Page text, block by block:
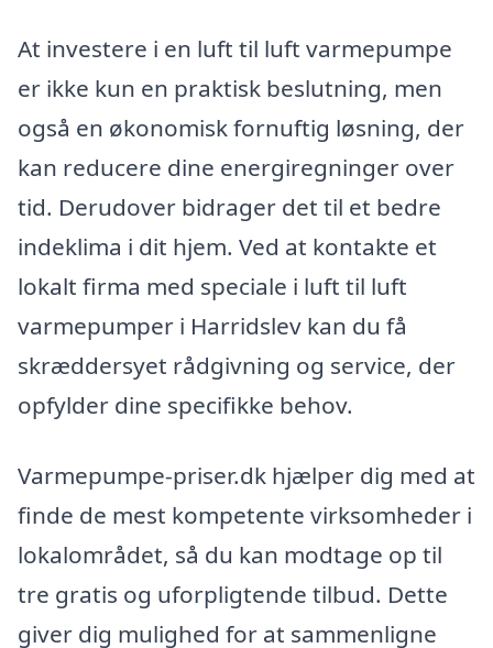
At investere i en luft til luft varmepumpe
er ikke kun en praktisk beslutning, men
også en økonomisk fornuftig løsning, der
kan reducere dine energiregninger over
tid. Derudover bidrager det til et bedre
indeklima i dit hjem. Ved at kontakte et
lokalt firma med speciale i luft til luft
varmepumper i Harridslev kan du få
skræddersyet rådgivning og service, der
opfylder dine specifikke behov.
Varmepumpe-priser.dk hjælper dig med at
finde de mest kompetente virksomheder i
lokalområdet, så du kan modtage op til
tre gratis og uforpligtende tilbud. Dette
giver dig mulighed for at sammenligne